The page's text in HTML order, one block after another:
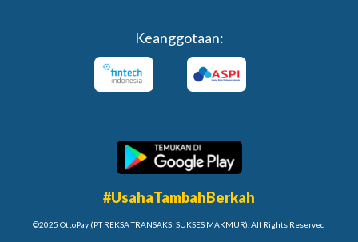
Keanggotaan:
©2025 OttoPay (PT REKSA TRANSAKSI SUKSES MAKMUR). All Rights Reserved
#UsahaTambahBerkah